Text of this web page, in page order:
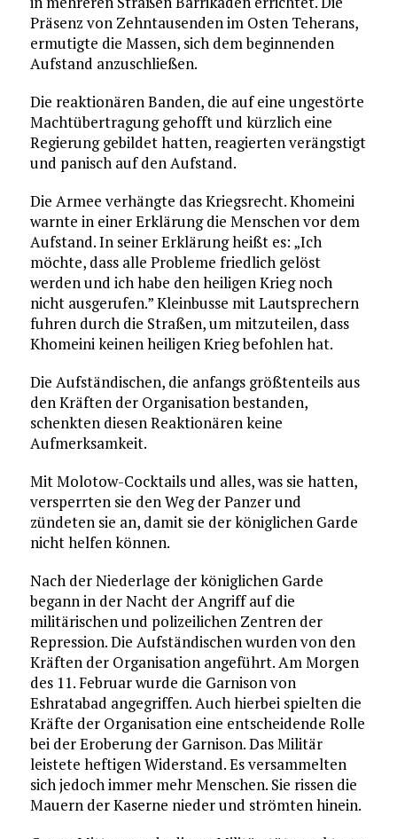
Präsenz von Zehntausenden im Osten Teherans,
ermutigte die Massen, sich dem beginnenden
Aufstand anzuschließen.
Die reaktionären Banden, die auf eine ungestörte
Machtübertragung gehofft und kürzlich eine
Regierung gebildet hatten, reagierten verängstigt
und panisch auf den Aufstand.
Die Armee verhängte das Kriegsrecht. Khomeini
warnte in einer Erklärung die Menschen vor dem
Aufstand. In seiner Erklärung heißt es: „Ich
möchte, dass alle Probleme friedlich gelöst
werden und ich habe den heiligen Krieg noch
nicht ausgerufen.” Kleinbusse mit Lautsprechern
fuhren durch die Straßen, um mitzuteilen, dass
Khomeini keinen heiligen Krieg befohlen hat.
Die Aufständischen, die anfangs größtenteils aus
den Kräften der Organisation bestanden,
schenkten diesen Reaktionären keine
Aufmerksamkeit.
Mit Molotow-Cocktails und alles, was sie hatten,
versperrten sie den Weg der Panzer und
zündeten sie an, damit sie der königlichen Garde
nicht helfen können.
Nach der Niederlage der königlichen Garde
begann in der Nacht der Angriff auf die
militärischen und polizeilichen Zentren der
Repression. Die Aufständischen wurden von den
Kräften der Organisation angeführt. Am Morgen
des 11. Februar wurde die Garnison von
Eshratabad angegriffen. Auch hierbei spielten die
Kräfte der Organisation eine entscheidende Rolle
bei der Eroberung der Garnison. Das Militär
leistete heftigen Widerstand. Es versammelten
sich jedoch immer mehr Menschen. Sie rissen die
Mauern der Kaserne nieder und strömten hinein.